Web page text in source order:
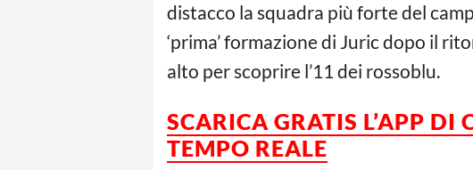
distacco la squadra più forte del
‘prima’ formazione di Juric dopo il
alto per scoprire l’11 dei rossoblu.
SCARICA GRATIS L’APP DI
TEMPO REALE